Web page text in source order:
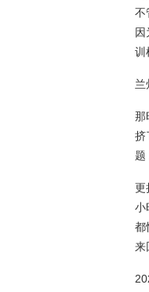
不
因
训
兰
那
挤
题
更
小
都
来